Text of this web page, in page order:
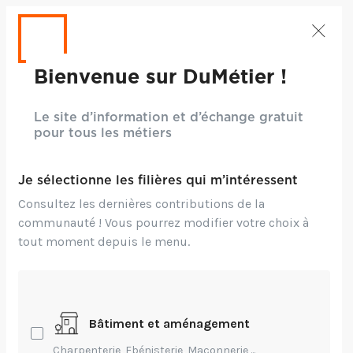
Transmission
Bienvenue sur DuMétier !
Le site d’information et d’échange gratuit
pour tous les métiers
Je sélectionne les filières qui m’intéressent
Consultez les dernières contributions de la
communauté ! Vous pourrez modifier votre choix à
tout moment depuis le menu.
Bâtiment et aménagement
Charpenterie, Ebénisterie, Maçonnerie,...